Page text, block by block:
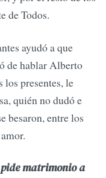
de Todos.
ayudó a que
de hablar Alberto
los presentes, le
quién no dudó e
besaron, entre los
matrimonio a